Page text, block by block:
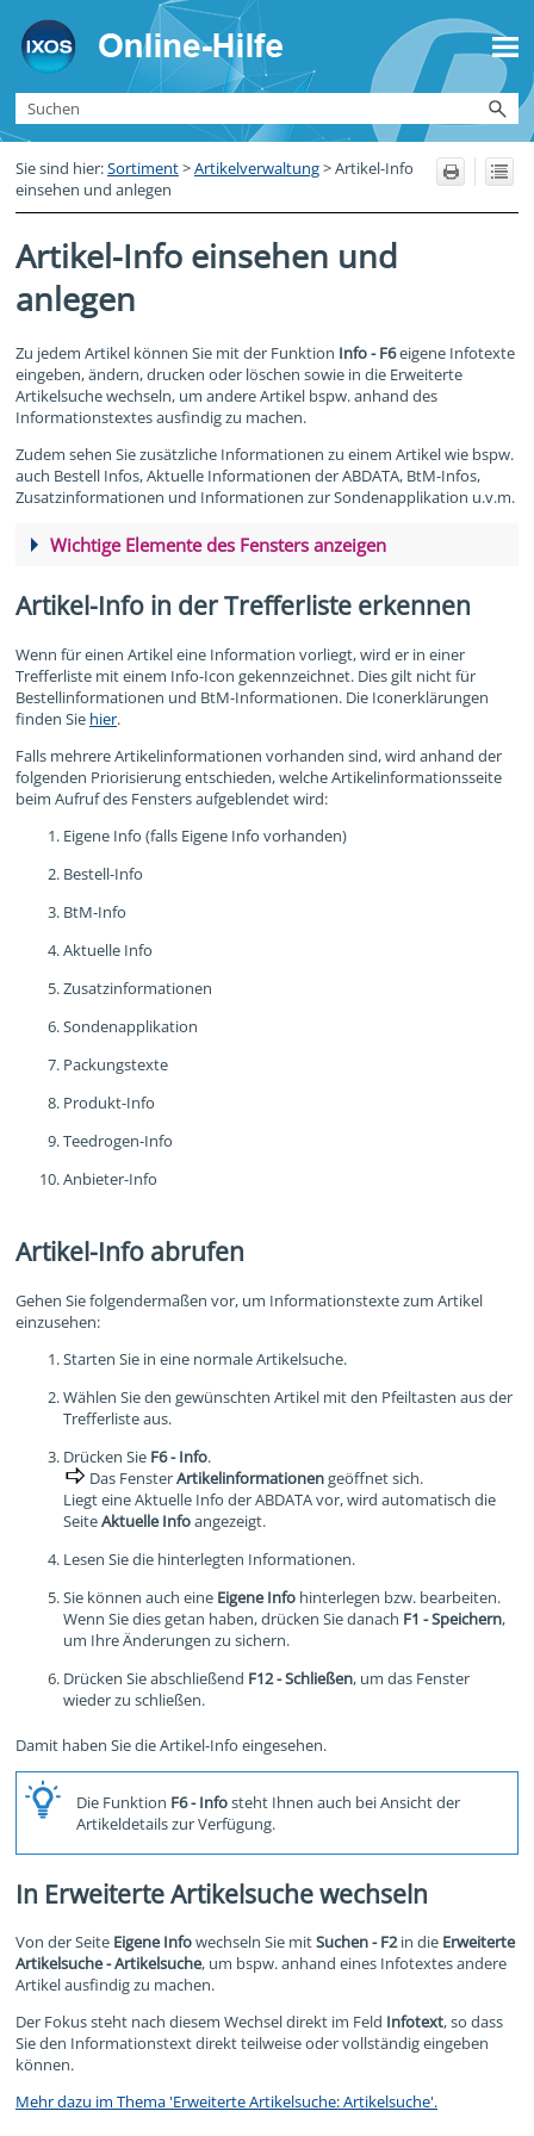
Zu Hauptinhalt springen
Sie sind hier:Sortiment>Artikelverwaltung>Artikel-Info
einsehen und anlegen
Artikel-Info einsehen und
anlegen
Zu jedem Artikel können Sie mit der Funktion Info - F6eigene Infotexte
eingeben, ändern, drucken oder löschen sowie in die Erweiterte
Artikelsuche wechseln, um andere Artikel bspw. anhand des
Informationstextes ausfindig zu machen.
Zudem sehen Sie zusätzliche Informationen zu einem Artikel wie bspw.
auch Bestell Infos, Aktuelle Informationen der ABDATA, BtM-Infos,
Zusatzinformationen und Informationen zur Sondenapplikation u.v.m.
Wichtige Elemente des Fensters anzeigen
Artikel-Info in der Trefferliste erkennen
Wenn für einen Artikel eine Information vorliegt, wird er in einer
Trefferliste mit einem Info-Icon gekennzeichnet. Dies gilt nicht für
Bestellinformationen und BtM-Informationen. Die Iconerklärungen
finden Sie hier.
Falls mehrere Artikelinformationen vorhanden sind, wird anhand der
folgenden Priorisierung entschieden, welche Artikelinformationsseite
beim Aufruf des Fensters aufgeblendet wird:
Eigene Info (falls Eigene Info vorhanden)
Bestell-Info
BtM-Info
Aktuelle Info
Zusatzinformationen
Sondenapplikation
Packungstexte
Produkt-Info
Teedrogen-Info
Anbieter-Info
Artikel-Info abrufen
Gehen Sie folgendermaßen vor, um Informationstexte zum Artikel
einzusehen:
Starten Sie in eine normale Artikelsuche.
Wählen Sie den gewünschten Artikel mit den Pfeiltasten aus der
Trefferliste aus.
Drücken Sie F6 - Info.
Das FensterArtikelinformationengeöffnet sich.
Liegt eine Aktuelle Info der ABDATA vor, wird automatisch die
SeiteAktuelle Infoangezeigt.
Lesen Sie die hinterlegten Informationen.
Sie können auch eine Eigene Info hinterlegen bzw. bearbeiten.
Wenn Sie dies getan haben, drücken Sie danach F1 - Speichern,
um Ihre Änderungen zu sichern.
Drücken Sie abschließend F12 - Schließen, um das Fenster
wieder zu schließen.
Damit haben Sie die Artikel-Info eingesehen.
Die Funktion F6 - Infosteht Ihnen auch bei Ansicht der
Artikeldetails zur Verfügung.
In Erweiterte Artikelsuche wechseln
Von der Seite Eigene Infowechseln Sie mitSuchen - F2in die Erweiterte
Artikelsuche - Artikelsuche, um bspw. anhand eines Infotextes andere
Artikel ausfindig zu machen.
Der Fokus steht nach diesem Wechsel direkt im Feld Infotext, so dass
Sie den Informationstext direkt teilweise oder vollständig eingeben
können.
Mehr dazu im Thema 'Erweiterte Artikelsuche: Artikelsuche'.